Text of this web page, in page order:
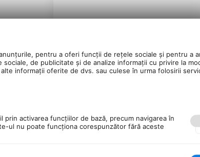
pentru a oferi funcții de rețele sociale și pentru a
de publicitate și de analize informații cu privire la
informații oferite de dvs. sau culese în urma folosirii
activarea funcţiilor de bază, precum navigarea în
ul nu poate funcţiona corespunzător fără aceste